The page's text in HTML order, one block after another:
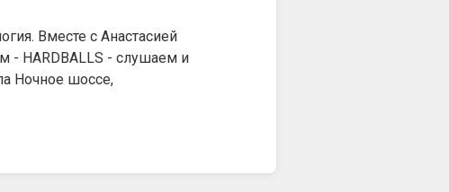
Вместе с Анастасией
- HARDBALLS - слушаем и
Ночное шоссе,